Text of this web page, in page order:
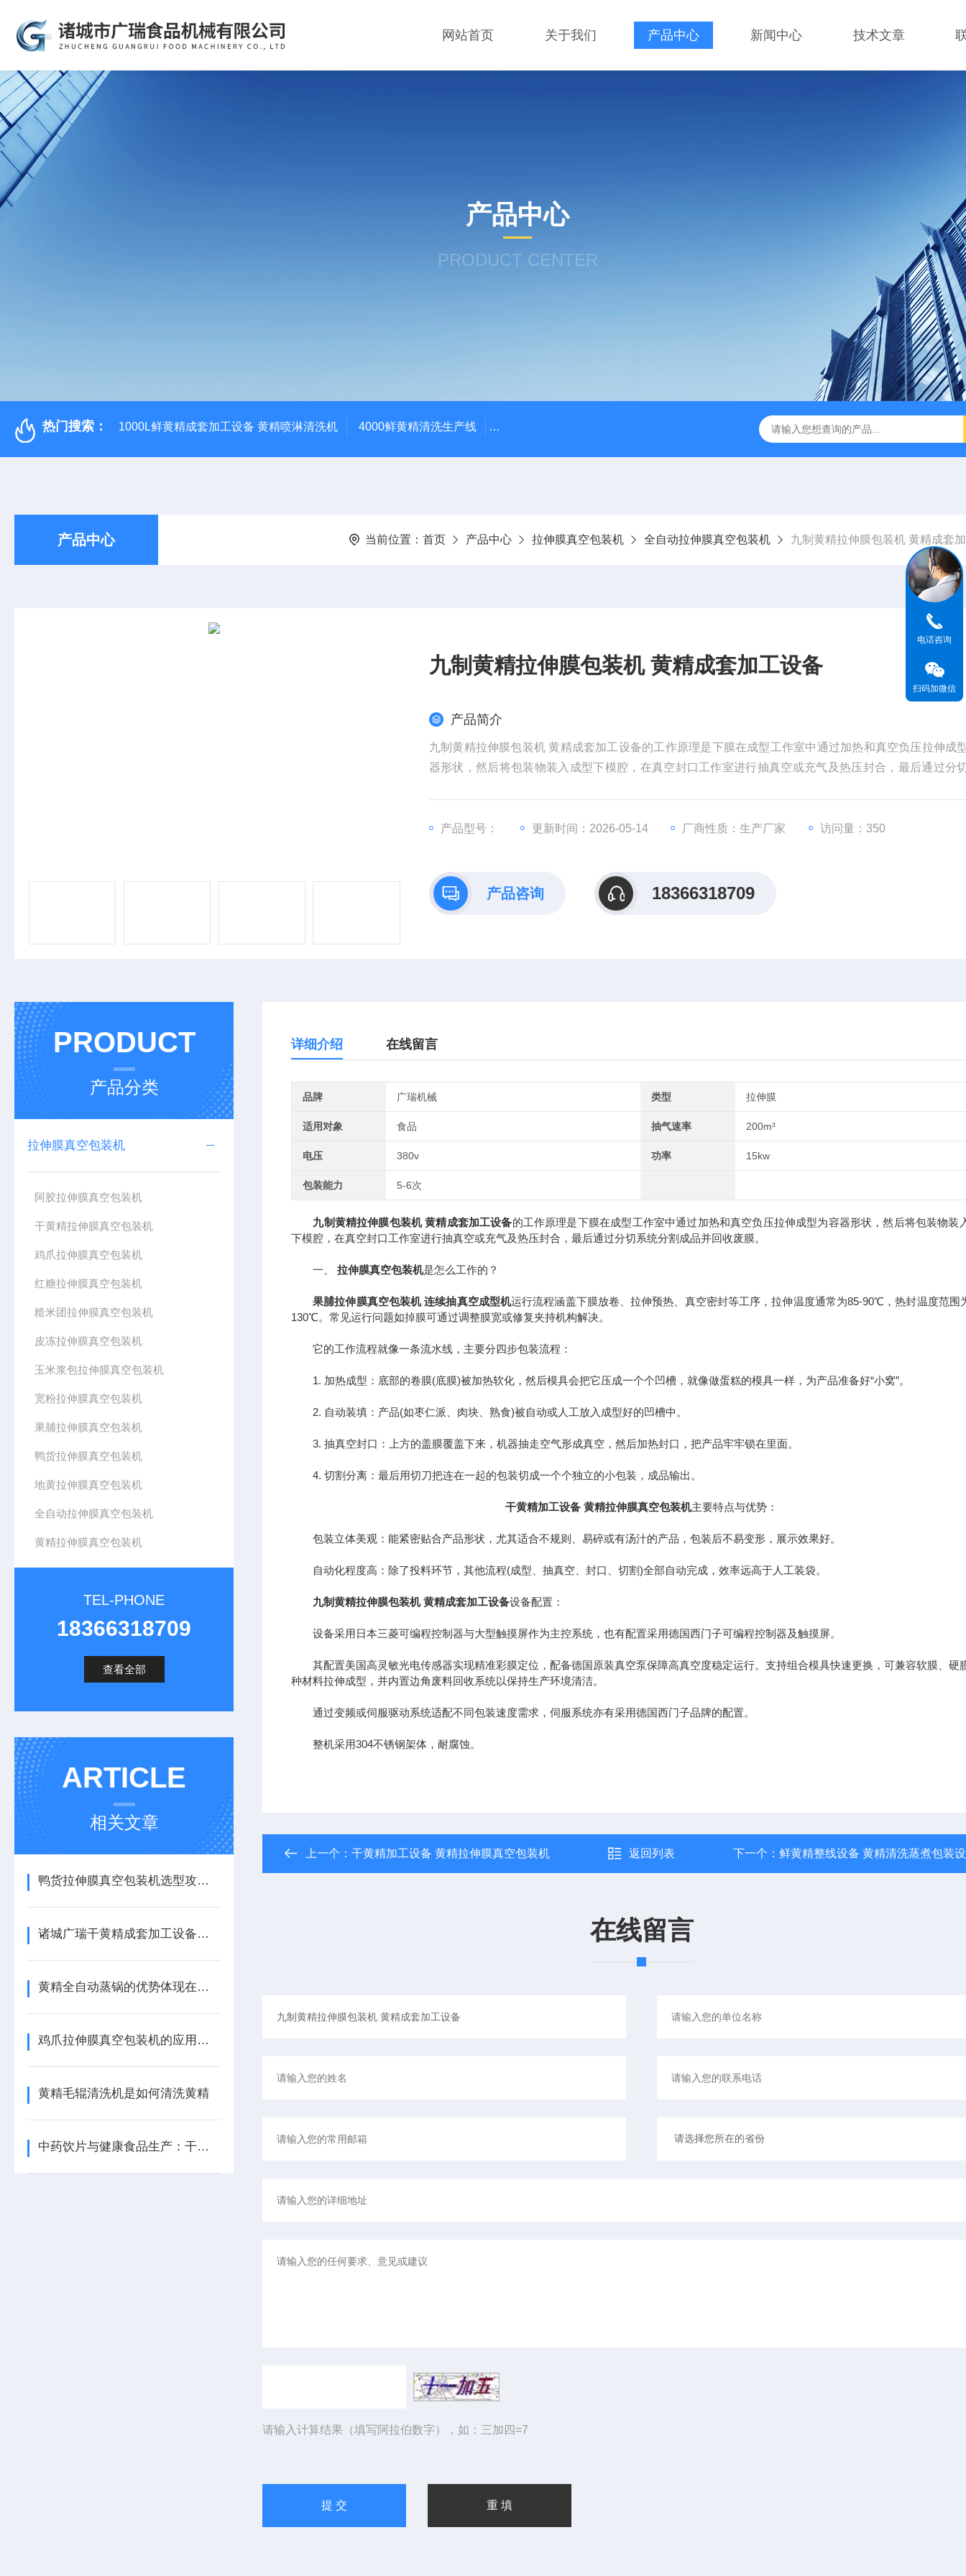
网站首页 关于我们 产品中心 新闻中心 技术文章
产品中心
PRODUCT CENTER
热门搜索： 1000L鲜黄精成套加工设备 黄精喷淋清洗机 4000鲜黄精清洗生产线 520红薯干拉伸膜包装机 地瓜清洗包装流水线 320宽粉拉伸膜真空包装机
产品中心 当前位置： 首页 产品中心 拉伸膜真空包装机 全自动拉伸膜真空包装机 九制黄精拉伸膜包装机 黄精成套
九制黄精拉伸膜包装机 黄精成套加工设备
产品简介
九制黄精拉伸膜包装机 黄精成套加工设备的工作原理是下膜在成型工作室中通过加热和真空负压拉伸成
器形状，然后将包装物装入成型下模腔，在真空封口工作室进行抽真空或充气及热压封合，最后通过分
产品型号： 更新时间：2026-05-14 厂商性质：生产厂家 访问量：350
产品咨询 18366318709
PRODUCT
产品分类
拉伸膜真空包装机
阿胶拉伸膜真空包装机
干黄精拉伸膜真空包装机
鸡爪拉伸膜真空包装机
红糖拉伸膜真空包装机
糙米团拉伸膜真空包装机
皮冻拉伸膜真空包装机
玉米浆包拉伸膜真空包装机
宽粉拉伸膜真空包装机
果脯拉伸膜真空包装机
鸭货拉伸膜真空包装机
地黄拉伸膜真空包装机
全自动拉伸膜真空包装机
黄精拉伸膜真空包装机
TEL-PHONE
18366318709
查看全部
ARTICLE
相关文章
鸭货拉伸膜真空包装机选型攻略：如何锁定卤味产线的“黄金搭档”
诸城广瑞干黄精成套加工设备——科技赋能古法炮制
黄精全自动蒸锅的优势体现在哪里
鸡爪拉伸膜真空包装机的应用前景
黄精毛辊清洗机是如何清洗黄精
中药饮片与健康食品生产：干黄精成套加工设备的选型与应用分析
详细介绍 在线留言
品牌 广瑞机械 类型 拉伸膜
适用对象 食品 抽气速率 200m³
电压 380v 功率 15kw
包装能力 5-6次
九制黄精拉伸膜包装机 黄精成套加工设备的工作原理是下膜在成型工作室中通过加热和真空负压拉伸成型为容器形状，然后将包装物装
下模腔，在真空封口工作室进行抽真空或充气及热压封合，最后通过分切系统分割成品并回收废膜。
一、 拉伸膜真空包装机是怎么工作的？
果脯拉伸膜真空包装机 连续抽真空成型机运行流程涵盖下膜放卷、拉伸预热、真空密封等工序，拉伸温度通常为85-90℃，热封温度范围
130℃。常见运行问题如掉膜可通过调整膜宽或修复夹持机构解决。
它的工作流程就像一条流水线，主要分四步包装流程：
1. 加热成型：底部的卷膜(底膜)被加热软化，然后模具会把它压成一个个凹槽，就像做蛋糕的模具一样，为产品准备好“小窝”。
2. 自动装填：产品(如枣仁派、肉块、熟食)被自动或人工放入成型好的凹槽中。
3. 抽真空封口：上方的盖膜覆盖下来，机器抽走空气形成真空，然后加热封口，把产品牢牢锁在里面。
4. 切割分离：最后用切刀把连在一起的包装切成一个个独立的小包装，成品输出。
干黄精加工设备 黄精拉伸膜真空包装机主要特点与优势：
包装立体美观：能紧密贴合产品形状，尤其适合不规则、易碎或有汤汁的产品，包装后不易变形，展示效果好。
自动化程度高：除了投料环节，其他流程(成型、抽真空、封口、切割)全部自动完成，效率远高于人工装袋。
九制黄精拉伸膜包装机 黄精成套加工设备设备配置：
设备采用日本三菱可编程控制器与大型触摸屏作为主控系统，也有配置采用德国西门子可编程控制器及触摸屏。
其配置美国高灵敏光电传感器实现精准彩膜定位，配备德国原装真空泵保障高真空度稳定运行。支持组合模具快速更换，可兼容软膜、硬
种材料拉伸成型，并内置边角废料回收系统以保持生产环境清洁。
通过变频或伺服驱动系统适配不同包装速度需求，伺服系统亦有采用德国西门子品牌的配置。
整机采用304不锈钢架体，耐腐蚀。
上一个： 干黄精加工设备 黄精拉伸膜真空包装机 返回列表 下一个： 鲜黄精整线设备 黄精清洗蒸煮包装
在线留言
请输入计算结果（填写阿拉伯数字），如：三加四=7
电话咨询
扫码加微信